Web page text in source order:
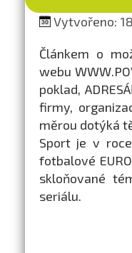
Vytvořeno:
Článkem o
webu
poklad,
firmy,
měrou dotýká
Sport je v
fotbalové
skloňované
seriálu.